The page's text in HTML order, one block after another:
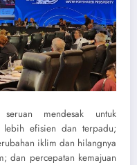
mendesak untuk
efisien dan terpadu;
iklim dan hilangnya
dan percepatan kemajuan